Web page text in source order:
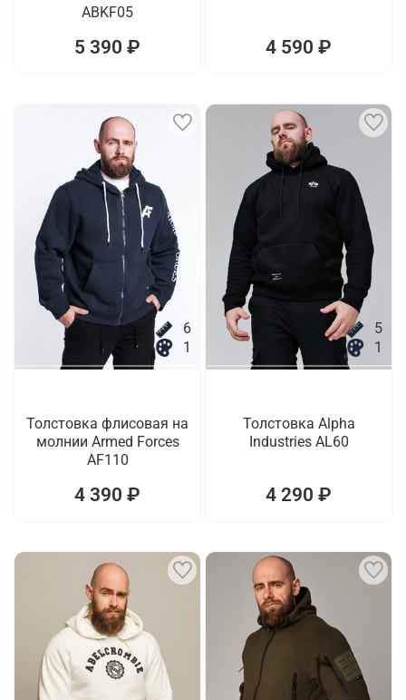
ABKF05
5 390 ₽ 4 590 ₽
6
1
Толстовка флисовая на
молнии Armed Forces
AF110
4 390 ₽
5
1
Толстовка Alpha
Industries AL60
4 290 ₽